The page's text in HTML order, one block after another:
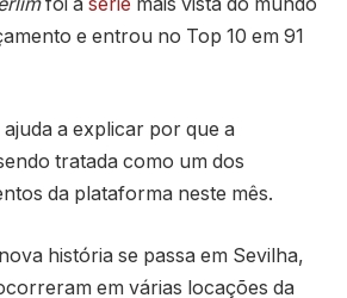
e entrou no Top 10 em 91
ajuda a explicar por que a
tratada como um dos
da plataforma neste mês.
história se passa em Sevilha,
em várias locações da